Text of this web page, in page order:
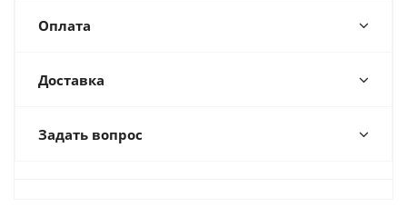
Оплата
Доставка
Задать вопрос